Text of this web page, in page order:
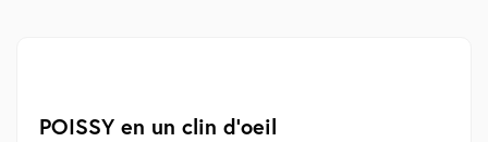
POISSY en un clin d'oeil